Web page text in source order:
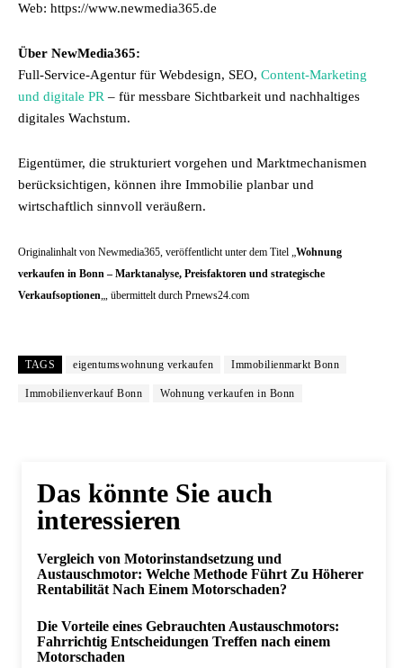
Web: https://www.newmedia365.de
Über NewMedia365:
Full-Service-Agentur für Webdesign, SEO, Content-Marketing
und digitale PR – für messbare Sichtbarkeit und nachhaltiges
digitales Wachstum.
Eigentümer, die strukturiert vorgehen und Marktmechanismen
berücksichtigen, können ihre Immobilie planbar und
wirtschaftlich sinnvoll veräußern.
Originalinhalt von Newmedia365, veröffentlicht unter dem Titel „Wohnung
verkaufen in Bonn – Marktanalyse, Preisfaktoren und strategische
Verkaufsoptionen„, übermittelt durch Prnews24.com
TAGS eigentumswohnung verkaufen Immobilienmarkt Bonn
Immobilienverkauf Bonn Wohnung verkaufen in Bonn
Das könnte Sie auch
interessieren
Vergleich von Motorinstandsetzung und
Austauschmotor: Welche Methode Führt Zu Höherer
Rentabilität Nach Einem Motorschaden?
Die Vorteile eines Gebrauchten Austauschmotors:
Fahrrichtig Entscheidungen Treffen nach einem
Motorschaden